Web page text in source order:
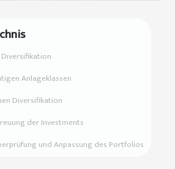
Anlageklassen
Diversifikation
der Investments
und Anpassung des Portfolios